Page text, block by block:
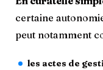
certaine
peut notamment
les actes de